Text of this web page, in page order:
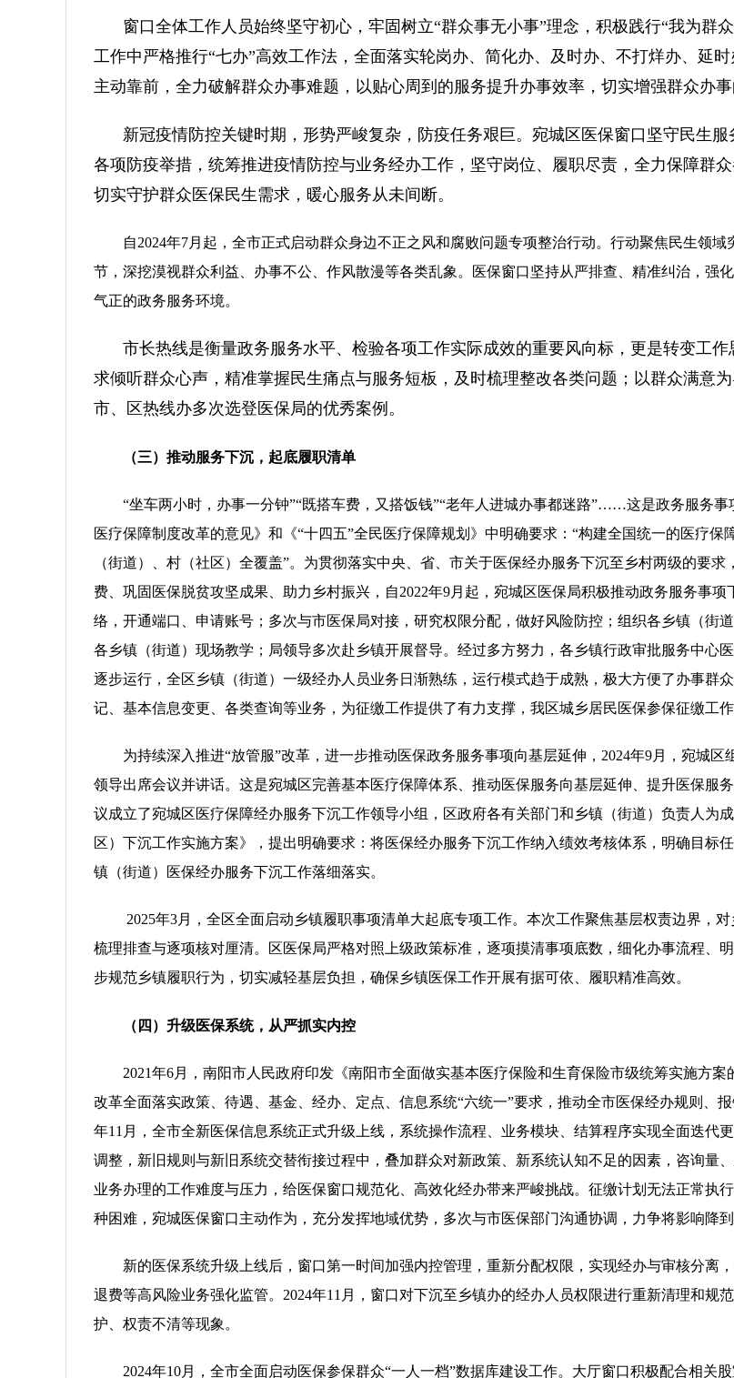
窗口全体工作人员始终坚守初心，牢固树立“群众事无小事”理念，积极践行“我为群
工作中严格推行“七办”高效工作法，全面落实轮岗办、简化办、及时办、不打烊办、延
主动靠前，全力破解群众办事难题，以贴心周到的服务提升办事效率，切实增强群众办事
新冠疫情防控关键时期，形势严峻复杂，防疫任务艰巨。宛城区医保窗口坚守民生
各项防疫举措，统筹推进疫情防控与业务经办工作，坚守岗位、履职尽责，全力保障群
切实守护群众医保民生需求，暖心服务从未间断。
自2024年7月起，全市正式启动群众身边不正之风和腐败问题专项整治行动。行动聚焦民生领
节，深挖漠视群众利益、办事不公、作风散漫等各类乱象。医保窗口坚持从严排查、精准纠治，强
气正的政务服务环境。
市长热线是衡量政务服务水平、检验各项工作实际成效的重要风向标，更是转变工
求倾听群众心声，精准掌握民生痛点与服务短板，及时梳理整改各类问题；以群众满意
市、区热线办多次选登医保局的优秀案例。
（三）推动服务下沉，起底履职清单
“坐车两小时，办事一分钟”“既搭车费，又搭饭钱”“老年人进城办事都迷路”……这是政务服务
医疗保障制度改革的意见》和《“十四五”全民医疗保障规划》中明确要求：“构建全国统一的医疗
（街道）、村（社区）全覆盖”。为贯彻落实中央、省、市关于医保经办服务下沉至乡村两级的要
费、巩固医保脱贫攻坚成果、助力乡村振兴，自2022年9月起，宛城区医保局积极推动政务服务事
络，开通端口、申请账号；多次与市医保局对接，研究权限分配，做好风险防控；组织各乡镇（街
各乡镇（街道）现场教学；局领导多次赴乡镇开展督导。经过多方努力，各乡镇行政审批服务中心
逐步运行，全区乡镇（街道）一级经办人员业务日渐熟练，运行模式趋于成熟，极大方便了办事群
记、基本信息变更、各类查询等业务，为征缴工作提供了有力支撑，我区城乡居民医保参保征缴工作
为持续深入推进“放管服”改革，进一步推动医保政务服务事项向基层延伸，2024年9月，宛城
领导出席会议并讲话。这是宛城区完善基本医疗保障体系、推动医保服务向基层延伸、提升医保服
议成立了宛城区医疗保障经办服务下沉工作领导小组，区政府各有关部门和乡镇（街道）负责人为
区）下沉工作实施方案》，提出明确要求：将医保经办服务下沉工作纳入绩效考核体系，明确目标
镇（街道）医保经办服务下沉工作落细落实。
2025年3月，全区全面启动乡镇履职事项清单大起底专项工作。本次工作聚焦基层权责边界，
梳理排查与逐项核对厘清。区医保局严格对照上级政策标准，逐项摸清事项底数，细化办事流程、
步规范乡镇履职行为，切实减轻基层负担，确保乡镇医保工作开展有据可依、履职精准高效。
（四）升级医保系统，从严抓实内控
2021年6月，南阳市人民政府印发《南阳市全面做实基本医疗保险和生育保险市级统筹实施方
改革全面落实政策、待遇、基金、经办、定点、信息系统“六统一”要求，推动全市医保经办规则、
年11月，全市全新医保信息系统正式升级上线，系统操作流程、业务模块、结算程序实现全面迭代
调整，新旧规则与新旧系统交替衔接过程中，叠加群众对新政策、新系统认知不足的因素，咨询量
业务办理的工作难度与压力，给医保窗口规范化、高效化经办带来严峻挑战。征缴计划无法正常执
种困难，宛城医保窗口主动作为，充分发挥地域优势，多次与市医保部门沟通协调，力争将影响降到
新的医保系统升级上线后，窗口第一时间加强内控管理，重新分配权限，实现经办与审核分离
退费等高风险业务强化监管。2024年11月，窗口对下沉至乡镇办的经办人员权限进行重新清理和规
护、权责不清等现象。
2024年10月，全市全面启动医保参保群众“一人一档”数据库建设工作。大厅窗口积极配合相关